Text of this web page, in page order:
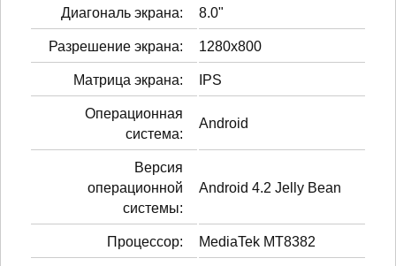
Диагональ экрана: 8.0"
Разрешение экрана: 1280x800
Матрица экрана: IPS
Операционная
система:
Android
Версия
операционной
системы:
Android 4.2 Jelly Bean
Процессор: MediaTek MT8382